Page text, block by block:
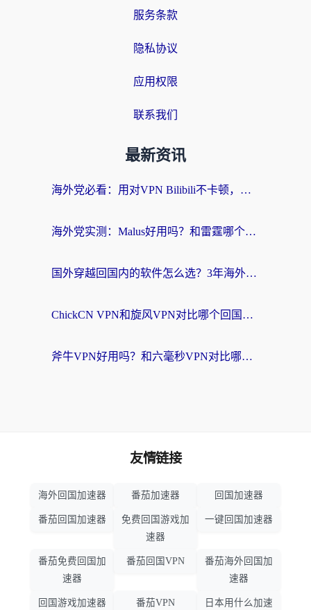
服务条款
隐私协议
应用权限
联系我们
最新资讯
海外党必看：用对VPN Bilibili不卡顿，英国玩国内游戏也丝滑——2026回国加速器选择指南
海外党实测：Malus好用吗？和雷霆哪个好？+ 3款热门加速器深度对比
国外穿越回国内的软件怎么选？3年海外党亲测实用指南，告别地域限制
ChickCN VPN和旋风VPN对比哪个回国效果更好？海外党实测回国内网神器指南
斧牛VPN好用吗？和六毫秒VPN对比哪个回国效果更好？海外党亲测实用指南
友情链接
海外回国加速器 番茄加速器 回国加速器
番茄回国加速器
免费回国游戏加
速器
一键回国加速器
番茄免费回国加
速器
番茄回国VPN
番茄海外回国加
速器
回国游戏加速器 番茄VPN 日本用什么加速